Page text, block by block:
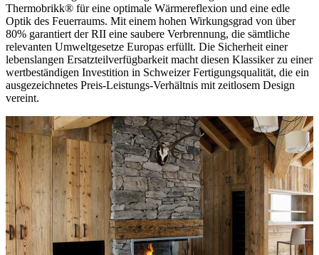
Thermobrikk® für eine optimale Wärmereflexion und eine edle
Optik des Feuerraums. Mit einem hohen Wirkungsgrad von über
80% garantiert der RII eine saubere Verbrennung, die sämtliche
relevanten Umweltgesetze Europas erfüllt. Die Sicherheit einer
lebenslangen Ersatzteilverfügbarkeit macht diesen Klassiker zu einer
wertbeständigen Investition in Schweizer Fertigungsqualität, die ein
ausgezeichnetes Preis-Leistungs-Verhältnis mit zeitlosem Design
vereint.